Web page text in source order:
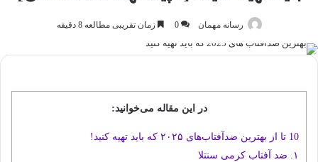
رسانه مهمان 0 زمان تقریبی مطالعه 8 دقیقه
در این مقاله می‌خوانید:
10 تا از بهترین ضدآفتاب‌های ۲۰۲۵ که باید تهیه کنید!
۱. ضد آفتاب کرمی سنتلا